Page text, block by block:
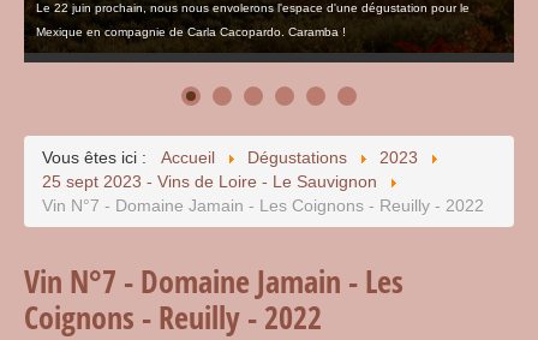
Le 22 juin prochain, nous nous envolerons l'espace d'une dégustation pour le
Mexique en compagnie de Carla Cacopardo. Caramba !
Vous êtes ici : Accueil Dégustations
2023
25 sept 2023 - Vins de Loire - Le Sauvignon
Vin N°7 - Domaine Jamain - Les Coignons - Reuilly - 2022
Vin N°7 - Domaine Jamain - Les
Coignons - Reuilly - 2022